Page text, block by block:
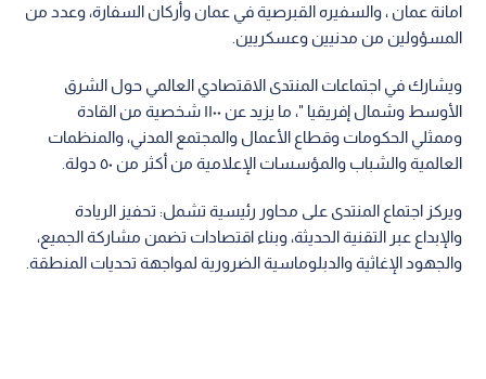
امانة عمان ، والسفيره القبرصية في عمان وأركان السفارة، وعدد من
المسؤولين من مدنيين وعسكريين.
ويشارك في اجتماعات المنتدى الاقتصادي العالمي حول الشرق
الأوسط وشمال إفريقيا "، ما يزيد عن ١١٠٠ شخصية من القادة
وممثلي الحكومات وقطاع الأعمال والمجتمع المدني، والمنظمات
العالمية والشباب والمؤسسات الإعلامية من أكثر من ٥٠ دولة.
ويركز اجتماع المنتدى على محاور رئيسية تشمل: تحفيز الريادة
والإبداع عبر التقنية الحديثة، وبناء اقتصادات تضمن مشاركة الجميع،
والجهود الإغاثية والدبلوماسية الضرورية لمواجهة تحديات المنطقة.